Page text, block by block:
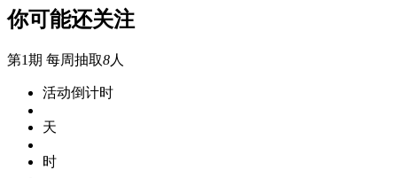
你可能还关注
第1期 每周抽取8人
活动倒计时
天
时